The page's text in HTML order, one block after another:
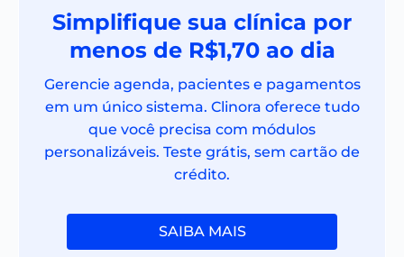
Simplifique sua clínica por
menos de R$1,70 ao dia
Gerencie agenda, pacientes e pagamentos
em um único sistema. Clinora oferece tudo
que você precisa com módulos
personalizáveis. Teste grátis, sem cartão de
crédito.
SAIBA MAIS